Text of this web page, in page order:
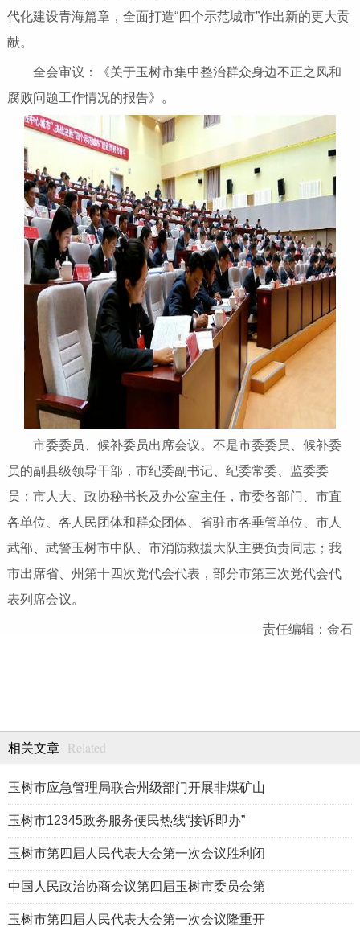
代化建设青海篇章，全面打造“四个示范城市”作出新的更大贡
献。
全会审议：《关于玉树市集中整治群众身边不正之风和
腐败问题工作情况的报告》。
市委委员、候补委员出席会议。不是市委委员、候补委
员的副县级领导干部，市纪委副书记、纪委常委、监委委
员；市人大、政协秘书长及办公室主任，市委各部门、市直
各单位、各人民团体和群众团体、省驻市各垂管单位、市人
武部、武警玉树市中队、市消防救援大队主要负责同志；我
市出席省、州第十四次党代会代表，部分市第三次党代会代
表列席会议。
责任编辑：金石
相关文章 Related
玉树市应急管理局联合州级部门开展非煤矿山
玉树市12345政务服务便民热线“接诉即办”
玉树市第四届人民代表大会第一次会议胜利闭
中国人民政治协商会议第四届玉树市委员会第
玉树市第四届人民代表大会第一次会议隆重开